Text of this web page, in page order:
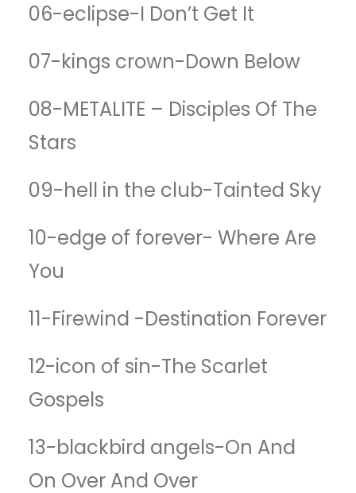
06-eclipse-I Don’t Get It
07-kings crown-Down Below
08-METALITE – Disciples Of The
Stars
09-hell in the club-Tainted Sky
10-edge of forever- Where Are
You
11-Firewind -Destination Forever
12-icon of sin-The Scarlet
Gospels
13-blackbird angels-On And
On Over And Over